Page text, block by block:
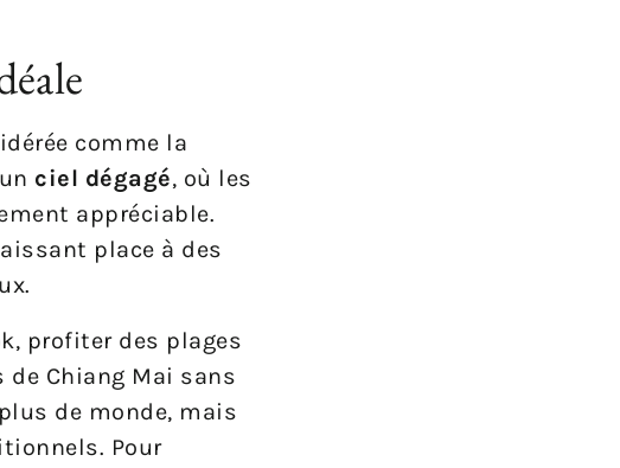
comme la
ciel dégagé, où les
appréciable.
place à des
profiter des plages
de Chiang Mai sans
de monde, mais
Pour